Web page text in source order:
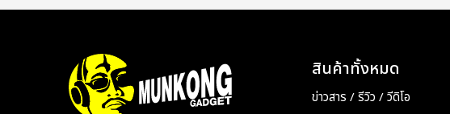
สินค้าทั้งหมด
ข่าวสาร / รีวิว / วีดิโอ